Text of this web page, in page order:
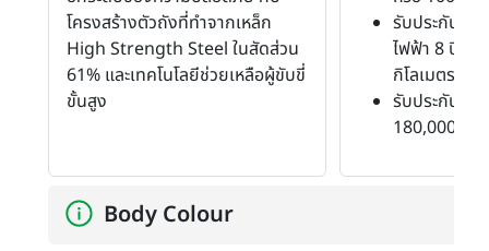
โครงสร้างตัวถังที่ทำจากเหล็ก
High Strength Steel ในสัดส่วน
61% และเทคโนโลยีช่วยเหลือผู้ขับขี่
ขั้นสูง
รับประกันคุ
ไฟฟ้า 8 ปี ห
กิโลเมตร
รับประกันแบ
180,000 กิโ
Body Colour